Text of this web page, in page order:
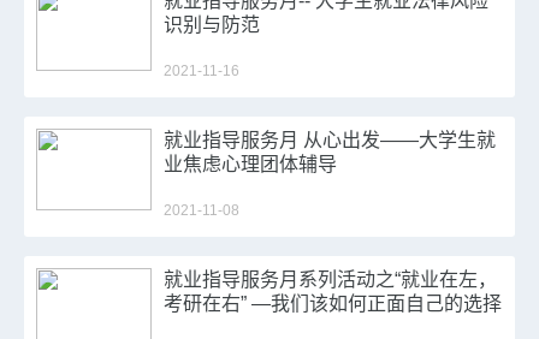
识别与防范
2021-11-16
就业指导服务月 从心出发——大学生就
业焦虑心理团体辅导
2021-11-08
就业指导服务月系列活动之“就业在左，
考研在右” —我们该如何正面自己的选择